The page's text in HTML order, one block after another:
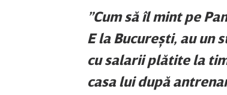
”Cum să îl mint pe
E la Bucureşti, au un
cu salarii plătite la
casa lui după